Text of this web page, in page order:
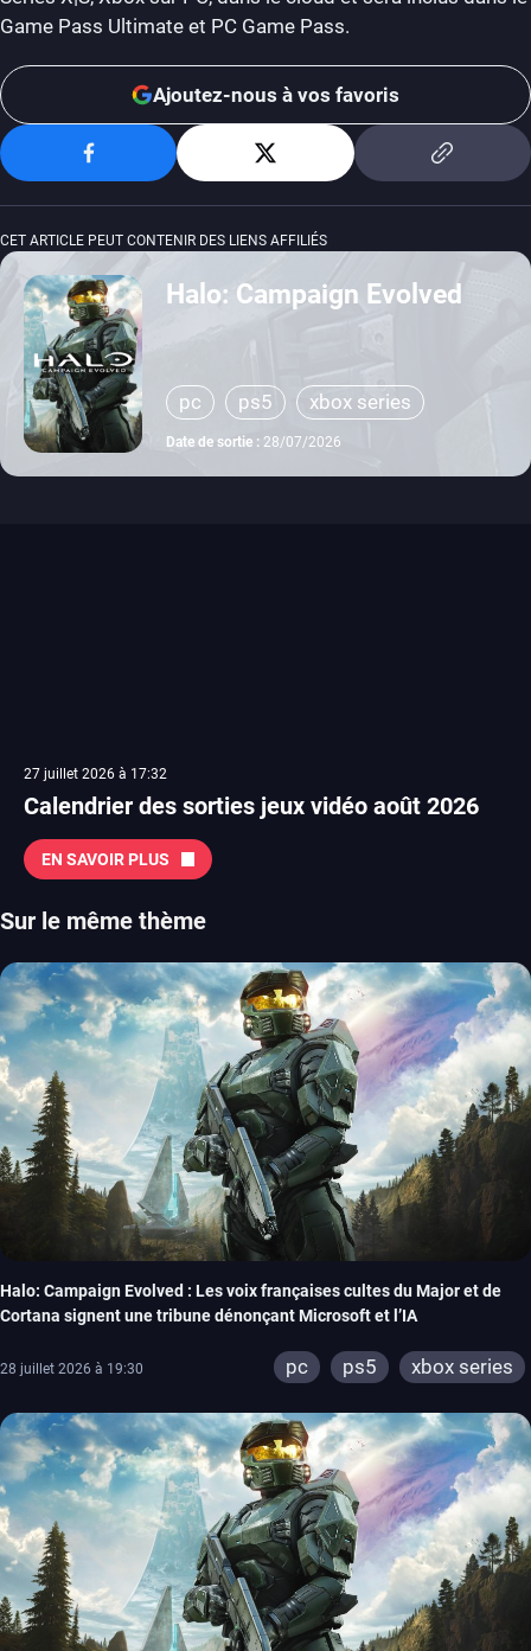
Game Pass Ultimate et PC Game Pass.
Ajoutez-nous à vos favoris
CET ARTICLE PEUT CONTENIR DES LIENS AFFILIÉS
Halo: Campaign Evolved
pc ps5 xbox series
Date de sortie : 28/07/2026
27 juillet 2026 à 17:32
Calendrier des sorties jeux vidéo août 2026
EN SAVOIR PLUS
Sur le même thème
Halo: Campaign Evolved : Les voix françaises cultes du Major et de
Cortana signent une tribune dénonçant Microsoft et l’IA
28 juillet 2026 à 19:30 pc ps5 xbox series